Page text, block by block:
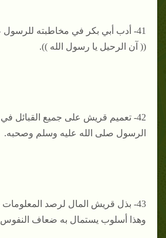
41- أدب أبي بكر في مخاطبته
(( آن الرحيل يا رسول الله )).
42- تعميم قريش على جميع القبائل
الرسول صلى الله عليه وسلم وصحبه.
43- بذل قريش المال لرصد المعلومات
وهذا أسلوب يستمال به ضعاف